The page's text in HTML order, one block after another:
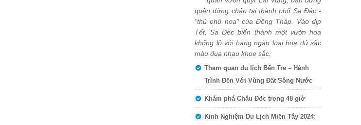
quên dừng chân tại thành phố Sa Đéc -
"thủ phủ hoa" của Đồng Tháp. Vào dịp
Tết, Sa Đéc biến thành một vườn hoa
khổng lồ với hàng ngàn loại hoa đủ sắc
màu đua nhau khoe sắc.
Tham quan du lịch Bến Tre – Hành
Trình Đến Với Vùng Đất Sông Nước
Khám phá Châu Đốc trong 48 giờ
Kinh Nghiệm Du Lịch Miền Tây 2024: